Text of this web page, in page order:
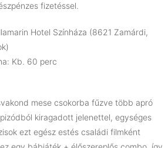
fizetéssel.
Hotel Színháza (8621 Zamárdi,
Kb. 60 perc
mese csokorba fűzve több apró
kiragadott jelenettel, egységes
ezt egész estés családi filmként